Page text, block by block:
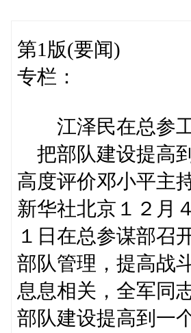
第1版(要闻)
专栏：
江泽民在总参工
把部队建设提高
高度评价邓小平主
新华社北京１２月
１日在总参谋部召
部队管理，提高战
息息相关，全军同
部队建设提高到一